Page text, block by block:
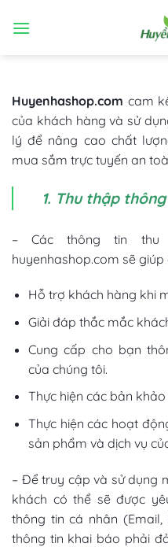
qua
Huyenhashop.com cam
của khách hàng và sử
lý để nâng cao chất
mua sắm trực tuyến an
1. Thu thập
– Các thông tin thu
huyenhashop.com sẽ giúp
Hỗ trợ khách hàng khi
Giải đáp thắc mắc
Cung cấp cho bạn
của chúng tôi.
Thực hiện các bản
Thực hiện các hoạt
sản phẩm và dịch vụ
– Để truy cập và sử dụng
khách có thể sẽ được
thông tin cá nhân
thông tin khai báo phải